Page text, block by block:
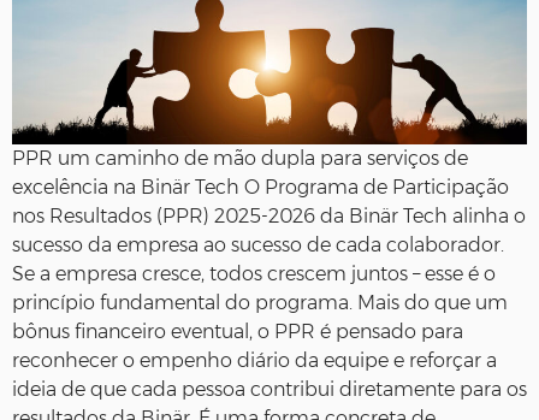
PPR um caminho de mão dupla para serviços de
excelência na Binär Tech O Programa de Participação
nos Resultados (PPR) 2025-2026 da Binär Tech alinha o
sucesso da empresa ao sucesso de cada colaborador.
Se a empresa cresce, todos crescem juntos – esse é o
princípio fundamental do programa. Mais do que um
bônus financeiro eventual, o PPR é pensado para
reconhecer o empenho diário da equipe e reforçar a
ideia de que cada pessoa contribui diretamente para os